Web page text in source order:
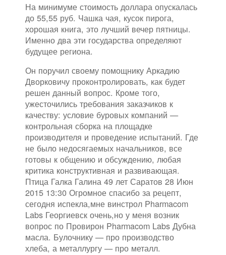
На минимуме стоимость доллара опускалась
до 55,55 руб. Чашка чая, кусок пирога,
хорошая книга, это лучший вечер пятницы.
Именно два эти государства определяют
будущее региона.
Он поручил своему помощнику Аркадию
Дворковичу проконтролировать, как будет
решен данный вопрос. Кроме того,
ужесточились требования заказчиков к
качеству: условие буровых компаний —
контрольная сборка на площадке
производителя и проведение испытаний. Где
не было недосягаемых начальников, все
готовы к общению и обсуждению, любая
критика конструктивная и развивающая.
Птица Галка Галина 49 лет Саратов 28 Июн
2015 13:30 Огромное спасибо за рецепт,
сегодня испекла,мне винстрол Pharmacom
Labs Георгиевск очень,но у меня возник
вопрос по Провирон Pharmacom Labs Дубна
масла. Булочнику — про производство
хлеба, а металлургу — про металл.